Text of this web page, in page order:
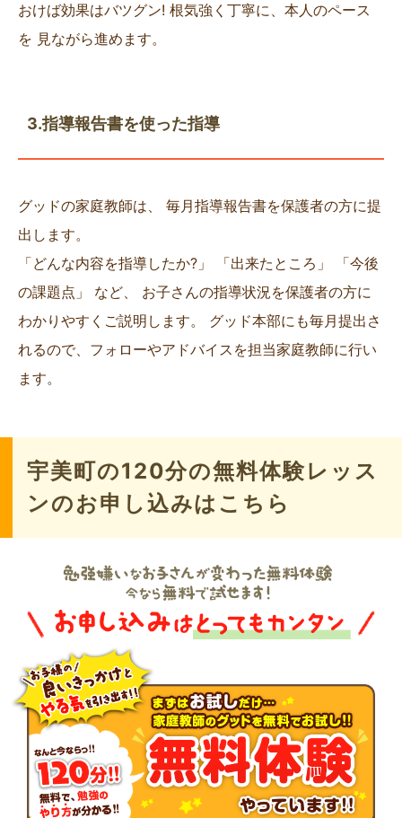
おけば効果はバツグン! 根気強く丁寧に、本人のペース
を 見ながら進めます。
3.指導報告書を使った指導
グッドの家庭教師は、 毎月指導報告書を保護者の方に提
出します。
「どんな内容を指導したか?」 「出来たところ」 「今後
の課題点」 など、 お子さんの指導状況を保護者の方に
わかりやすくご説明します。 グッド本部にも毎月提出さ
れるので、フォローやアドバイスを担当家庭教師に行い
ます。
宇美町の120分の無料体験レッス
ンのお申し込みはこちら